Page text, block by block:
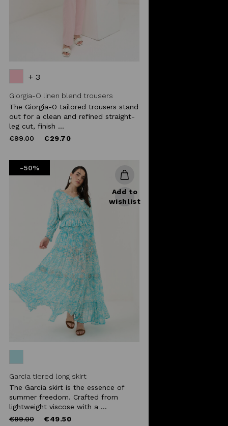
+ 3
Giorgia-O linen blend trousers
The Giorgia-O tailored trousers stand
out for a clean and refined straight-
leg cut, finish ...
Price
€99.00to €29.70
-50%
Add to
wishlist
Garcia tiered long skirt
The Garcia skirt is the essence of
summer freedom. Crafted from
lightweight viscose with a ...
Price
€99.00to €49.50